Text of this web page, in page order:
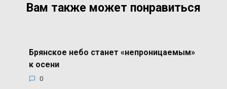
Вам также может понравиться
Брянское небо станет «непроницаемым»
к осени
0